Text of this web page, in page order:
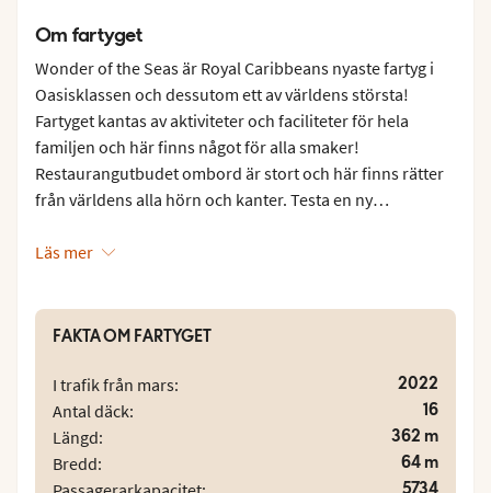
Om fartyget
Wonder of the Seas är Royal Caribbeans nyaste fartyg i
Oasisklassen och dessutom ett av världens största!
Fartyget kantas av aktiviteter och faciliteter för hela
familjen och här finns något för alla smaker!
Restaurangutbudet ombord är stort och här finns rätter
från världens alla hörn och kanter. Testa en ny
och pizza till asiatiska smaker och fräscha mexikanska
stor bufférestaurang med varierande rätter och teman.
Wonder of the Seas har även flera barer och caféer
varför inte en härlig aperitif innan middagen i någon av
loungerna ombord? Vill du få en dos av engelsk charm
kan du besöka The English Pub och lockar en god fika
finns både Park Café och Starbucks till ditt förfogande.
Läs mer
FAKTA OM FARTYGET
I trafik från mars: 2022
Antal däck: 16
Längd: 362 m
Bredd: 64 m
5734